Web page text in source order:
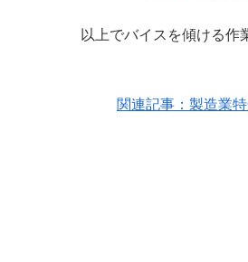
以上でバイスを傾ける作
関連記事：製造業